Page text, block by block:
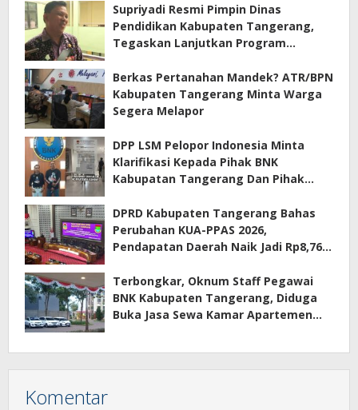
Supriyadi Resmi Pimpin Dinas
Pendidikan Kabupaten Tangerang,
Tegaskan Lanjutkan Program
Berkas Pertanahan Mandek? ATR/BPN
Kabupaten Tangerang Minta Warga
Segera Melapor
DPP LSM Pelopor Indonesia Minta
Klarifikasi Kepada Pihak BNK
Kabupatan Tangerang Dan Pihak
Terkait Sewa Kamar Per Jam
DPRD Kabupaten Tangerang Bahas
Perubahan KUA-PPAS 2026,
Pendapatan Daerah Naik Jadi Rp8,76
Terbongkar, Oknum Staff Pegawai
BNK Kabupaten Tangerang, Diduga
Buka Jasa Sewa Kamar Apartemen
Komentar